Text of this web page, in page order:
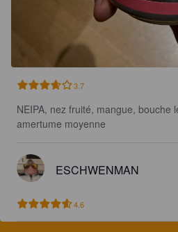
3.7
NEIPA, nez fruité, mangue, bouche
amertume moyenne
ESCHWENMAN
4.6